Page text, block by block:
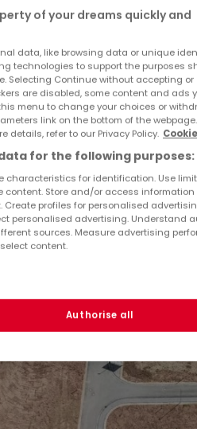
of your dreams quickly and
data, like browsing data or unique
technologies to support the purposes
Selecting Continue without accepting or
are disabled, some content and ads
menu to change your choices or
link on the bottom of the
details, refer to our Privacy Policy.
for the following purposes:
characteristics for identification. Use
content. Store and/or access information
profiles for personalised
personalised advertising. Understand
sources. Measure advertising
content.
Authorise all